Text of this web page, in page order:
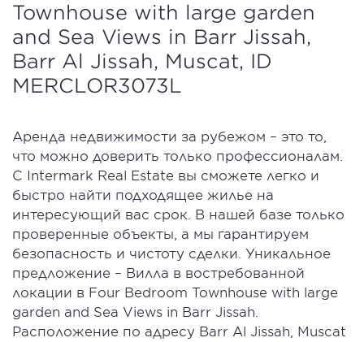
Townhouse with large garden
and Sea Views in Barr Jissah,
Barr Al Jissah, Muscat, ID
MERCLOR3073L
Аренда недвижимости за рубежом – это то,
что можно доверить только профессионалам.
С Intermark Real Estate вы сможете легко и
быстро найти подходящее жилье на
интересующий вас срок. В нашей базе только
проверенные объекты, а мы гарантируем
безопасность и чистоту сделки. Уникальное
предложение – Вилла в востребованной
локации в Four Bedroom Townhouse with large
garden and Sea Views in Barr Jissah.
Расположение по адресу Barr Al Jissah, Muscat